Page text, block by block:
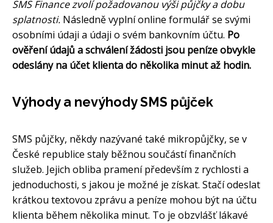
SMS Finance zvolí požadovanou výši půjčky a dobu
splatnosti. Následně vyplní online formulář se svými
osobními údaji a údaji o svém bankovním účtu. Po
ověření údajů a schválení žádosti jsou peníze obvykle
odeslány na účet klienta do několika minut až hodin.
Výhody a nevýhody SMS půjček
SMS půjčky, někdy nazývané také mikropůjčky, se v
České republice staly běžnou součástí finančních
služeb. Jejich obliba pramení především z rychlosti a
jednoduchosti, s jakou je možné je získat. Stačí odeslat
krátkou textovou zprávu a peníze mohou být na účtu
klienta během několika minut. To je obzvlášť lákavé